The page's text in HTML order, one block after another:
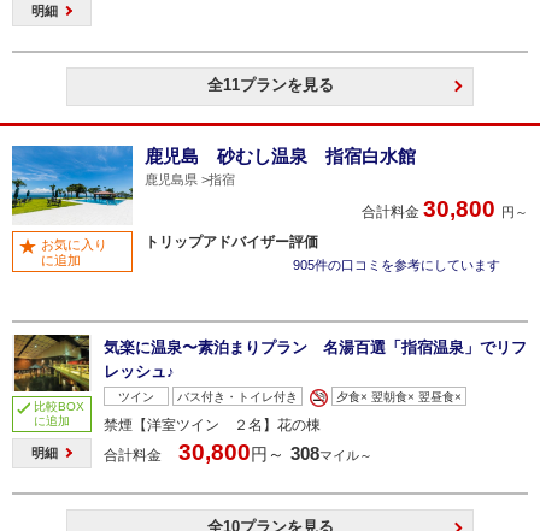
明細
全11プランを見る
鹿児島 砂むし温泉 指宿白水館
鹿児島県 指宿
合計料金 30,800 円～
トリップアドバイザー評価
905件の口コミを参考にしています
お気に入り
に追加
比較BOX
に追加
明細
気楽に温泉〜素泊まりプラン 名湯百選「指宿温泉」でリフ
レッシュ♪
ツイン バス付き・トイレ付き 夕食× 翌朝食× 翌昼食×
禁煙【洋室ツイン ２名】花の棟
合計料金
30,800円～ 308マイル～
全10プランを見る